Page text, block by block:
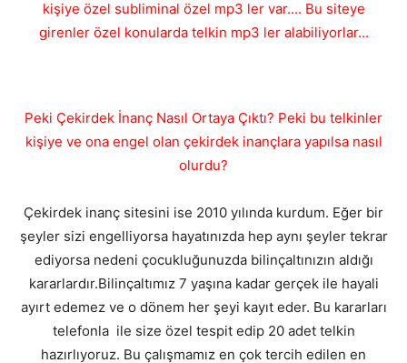
kişiye özel subliminal özel mp3 ler var.... Bu siteye
girenler özel konularda telkin mp3 ler alabiliyorlar...
Peki Çekirdek İnanç Nasıl Ortaya Çıktı? Peki bu telkinler
kişiye ve ona engel olan çekirdek inançlara yapılsa nasıl
olurdu?
Çekirdek inanç sitesini ise 2010 yılında kurdum. Eğer bir
şeyler sizi engelliyorsa hayatınızda hep aynı şeyler tekrar
ediyorsa nedeni çocukluğunuzda bilinçaltınızın aldığı
kararlardır.Bilinçaltımız 7 yaşına kadar gerçek ile hayali
ayırt edemez ve o dönem her şeyi kayıt eder. Bu kararları
telefonla ile size özel tespit edip 20 adet telkin
hazırlıyoruz. Bu çalışmamız en çok tercih edilen en